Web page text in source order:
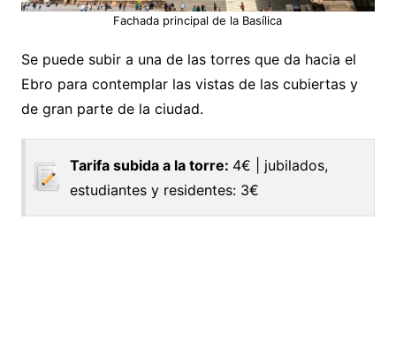
Fachada principal de la Basílica
Se puede subir a una de las torres que da hacia el
Ebro para contemplar las vistas de las cubiertas y
de gran parte de la ciudad.
Tarifa subida a la torre: 4€ | jubilados,
estudiantes y residentes: 3€